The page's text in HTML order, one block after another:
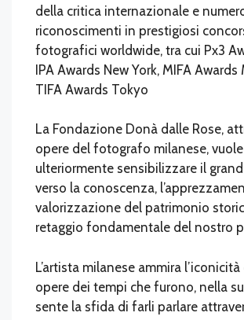
della critica internazionale e
riconoscimenti in prestigiosi
fotografici worldwide, tra cui Px3
IPA Awards New York, MIFA Awards
TIFA Awards Tokyo
La Fondazione Donà dalle Rose,
opere del fotografo milanese, vuole
ulteriormente sensibilizzare il
verso la conoscenza,
valorizzazione del patrimonio
retaggio fondamentale del nostro
L’artista milanese ammira
opere dei tempi che furono, nella
sente la sfida di farli parlare